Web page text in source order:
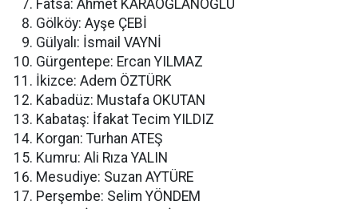
Fatsa: Ahmet KARAOĞLANOĞLU
Gölköy: Ayşe ÇEBİ
Gülyalı: İsmail VAYNİ
Gürgentepe: Ercan YILMAZ
İkizce: Adem ÖZTÜRK
Kabadüz: Mustafa OKUTAN
Kabataş: İfakat Tecim YILDIZ
Korgan: Turhan ATEŞ
Kumru: Ali Rıza YALIN
Mesudiye: Suzan AYTÜRE
Perşembe: Selim YÖNDEM